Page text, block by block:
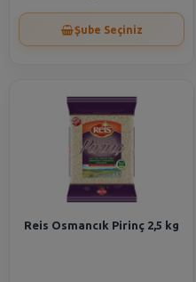
Şube Seçiniz
Reis Osmancık Pirinç 2,5 kg